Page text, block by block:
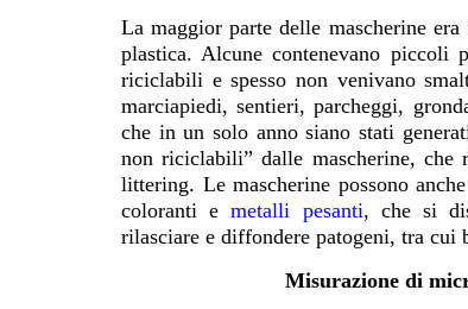
La maggior parte delle mascherine
plastica. Alcune contenevano
riciclabili e spesso non venivano
marciapiedi, sentieri, parcheggi,
che in un solo anno siano stati
non riciclabili” dalle mascherine, che
littering. Le mascherine possono
coloranti emetalli pesanti, che si
rilasciare e diffondere patogeni, tra cui
Misurazione di